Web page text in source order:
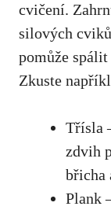
cvičení.
silových
pomůže
Zkuste
Třísla
zdvih
břicha
Plank